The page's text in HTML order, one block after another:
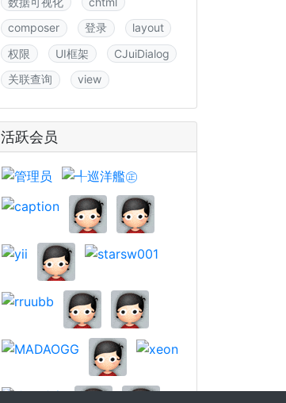
composer
登录
layout
权限
UI框架
CJuiDialog
关联查询
view
活跃会员